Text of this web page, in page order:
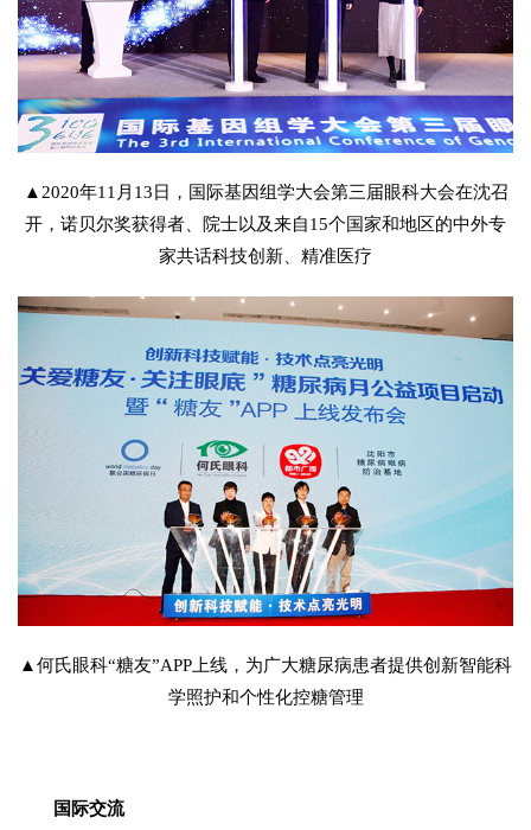
▲2020年11月13日，国际基因组学大会第三届眼科大会在沈召
开，诺贝尔奖获得者、院士以及来自15个国家和地区的中外专
家共话科技创新、精准医疗
▲何氏眼科“糖友”APP上线，为广大糖尿病患者提供创新智能科
学照护和个性化控糖管理
国际交流